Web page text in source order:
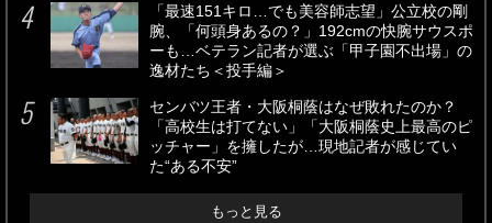
「最速151キロ…でも美容師志望」公立校の剛
腕、「何頭身あるの？」192cmの快腕サウスポ
ーも…ベテラン記者が選ぶ「甲子園不出場」の
逸材たち＜投手編＞
センバツ王者・大阪桐蔭はなぜ敗れたのか？
「高校生は打てない」「大阪桐蔭史上最高のピ
ッチャー」を擁したが…現地記者が感じてい
た“ある不安”
もっと見る